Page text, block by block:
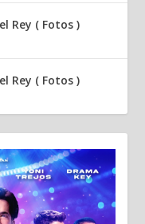
Rey ( Fotos )
Rey ( Fotos )